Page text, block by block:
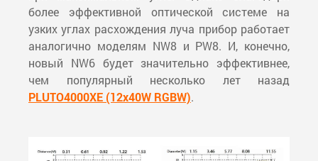
более эффективной оптической системе на
узких углах расхождения луча прибор работает
аналогично моделям NW8 и PW8. И, конечно,
новый NW6 будет значительно эффективнее,
чем популярный несколько лет назад
PLUTO4000XE (12x40W RGBW).